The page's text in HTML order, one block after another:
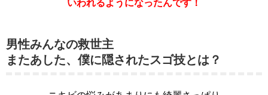
いわれるようになったんです！
男性みんなの救世主
またあした、僕に隠されたスゴ技とは？